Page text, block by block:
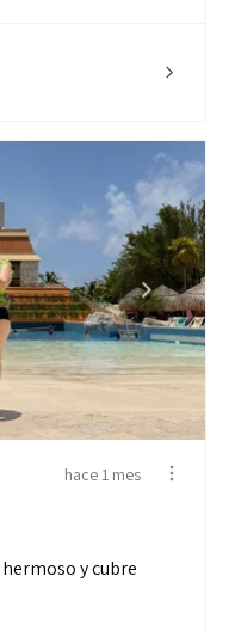
hace 1 mes
y cubre